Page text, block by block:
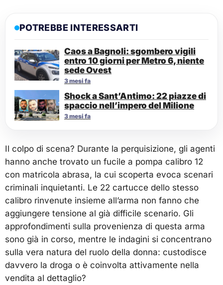
POTREBBE INTERESSARTI
Caos a Bagnoli: sgombero vigili
entro 10 giorni per Metro 6, niente
sede Ovest
3 mesi fa
Shock a Sant’Antimo: 22 piazze di
spaccio nell’impero del Milione
3 mesi fa
Il colpo di scena? Durante la perquisizione, gli agenti
hanno anche trovato un fucile a pompa calibro 12
con matricola abrasa, la cui scoperta evoca scenari
criminali inquietanti. Le 22 cartucce dello stesso
calibro rinvenute insieme all’arma non fanno che
aggiungere tensione al già difficile scenario. Gli
approfondimenti sulla provenienza di questa arma
sono già in corso, mentre le indagini si concentrano
sulla vera natura del ruolo della donna: custodisce
davvero la droga o è coinvolta attivamente nella
vendita al dettaglio?